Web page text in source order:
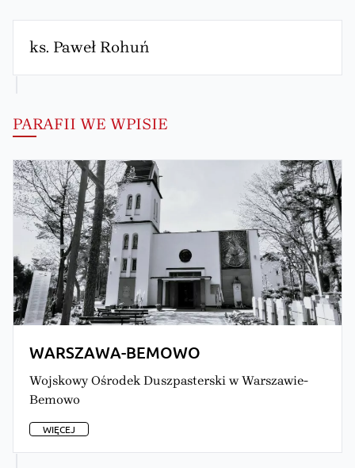
ks. Paweł Rohuń
PARAFII WE WPISIE
WARSZAWA-BEMOWO
Wojskowy Ośrodek Duszpasterski w Warszawie-
Bemowo
WIĘCEJ